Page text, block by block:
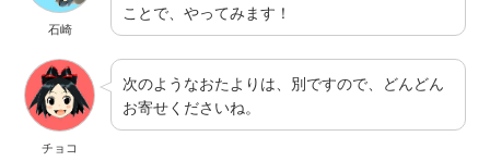
石崎
ことで、やってみます！
チョコ
次のようなおたよりは、別ですので、どんどん
お寄せくださいね。